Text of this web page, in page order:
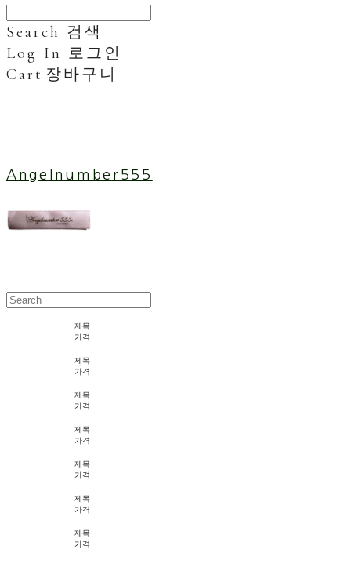
Search 검색
Log In 로그인
Cart 장바구니
Angelnumber555
제목
가격
제목
가격
제목
가격
제목
가격
제목
가격
제목
가격
제목
가격